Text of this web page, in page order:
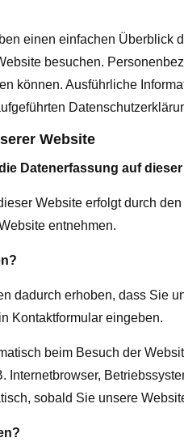
einen einfachen Überblick
besuchen.
können. Ausführliche
Website
Datenerfassung auf
Website erfolgt durch
entnehmen.
dadurch erhoben, dass Sie
Kontaktformular eingeben.
beim Besuch der
Internetbrowser,
sobald Sie unsere